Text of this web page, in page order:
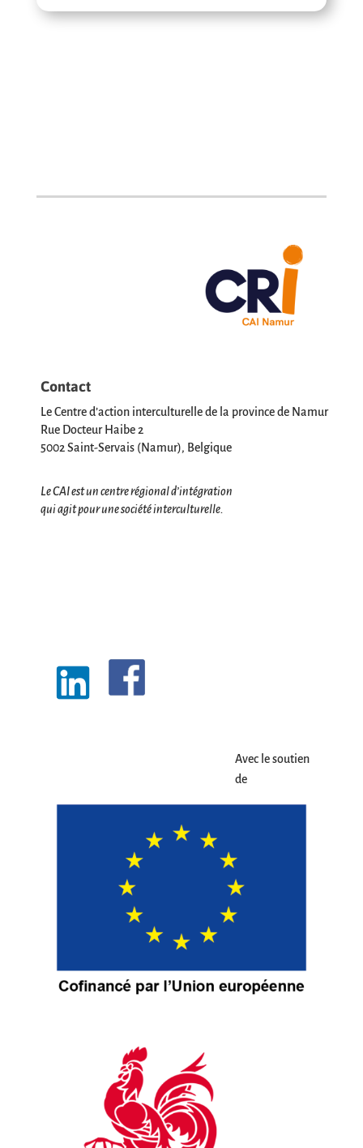
Contact
Le Centre d’action interculturelle de la province de Namur
Rue Docteur Haibe 2
5002 Saint-Servais (Namur), Belgique
Le CAI est un centre régional d’intégration
qui agit pour une société interculturelle.
Avec le soutien
de